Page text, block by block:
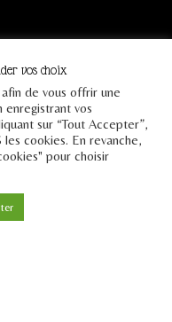
vos choix
de vous offrir une
enregistrant vos
sur “Tout Accepter”,
cookies. En revanche,
pour choisir